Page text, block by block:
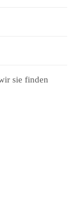
sie finden